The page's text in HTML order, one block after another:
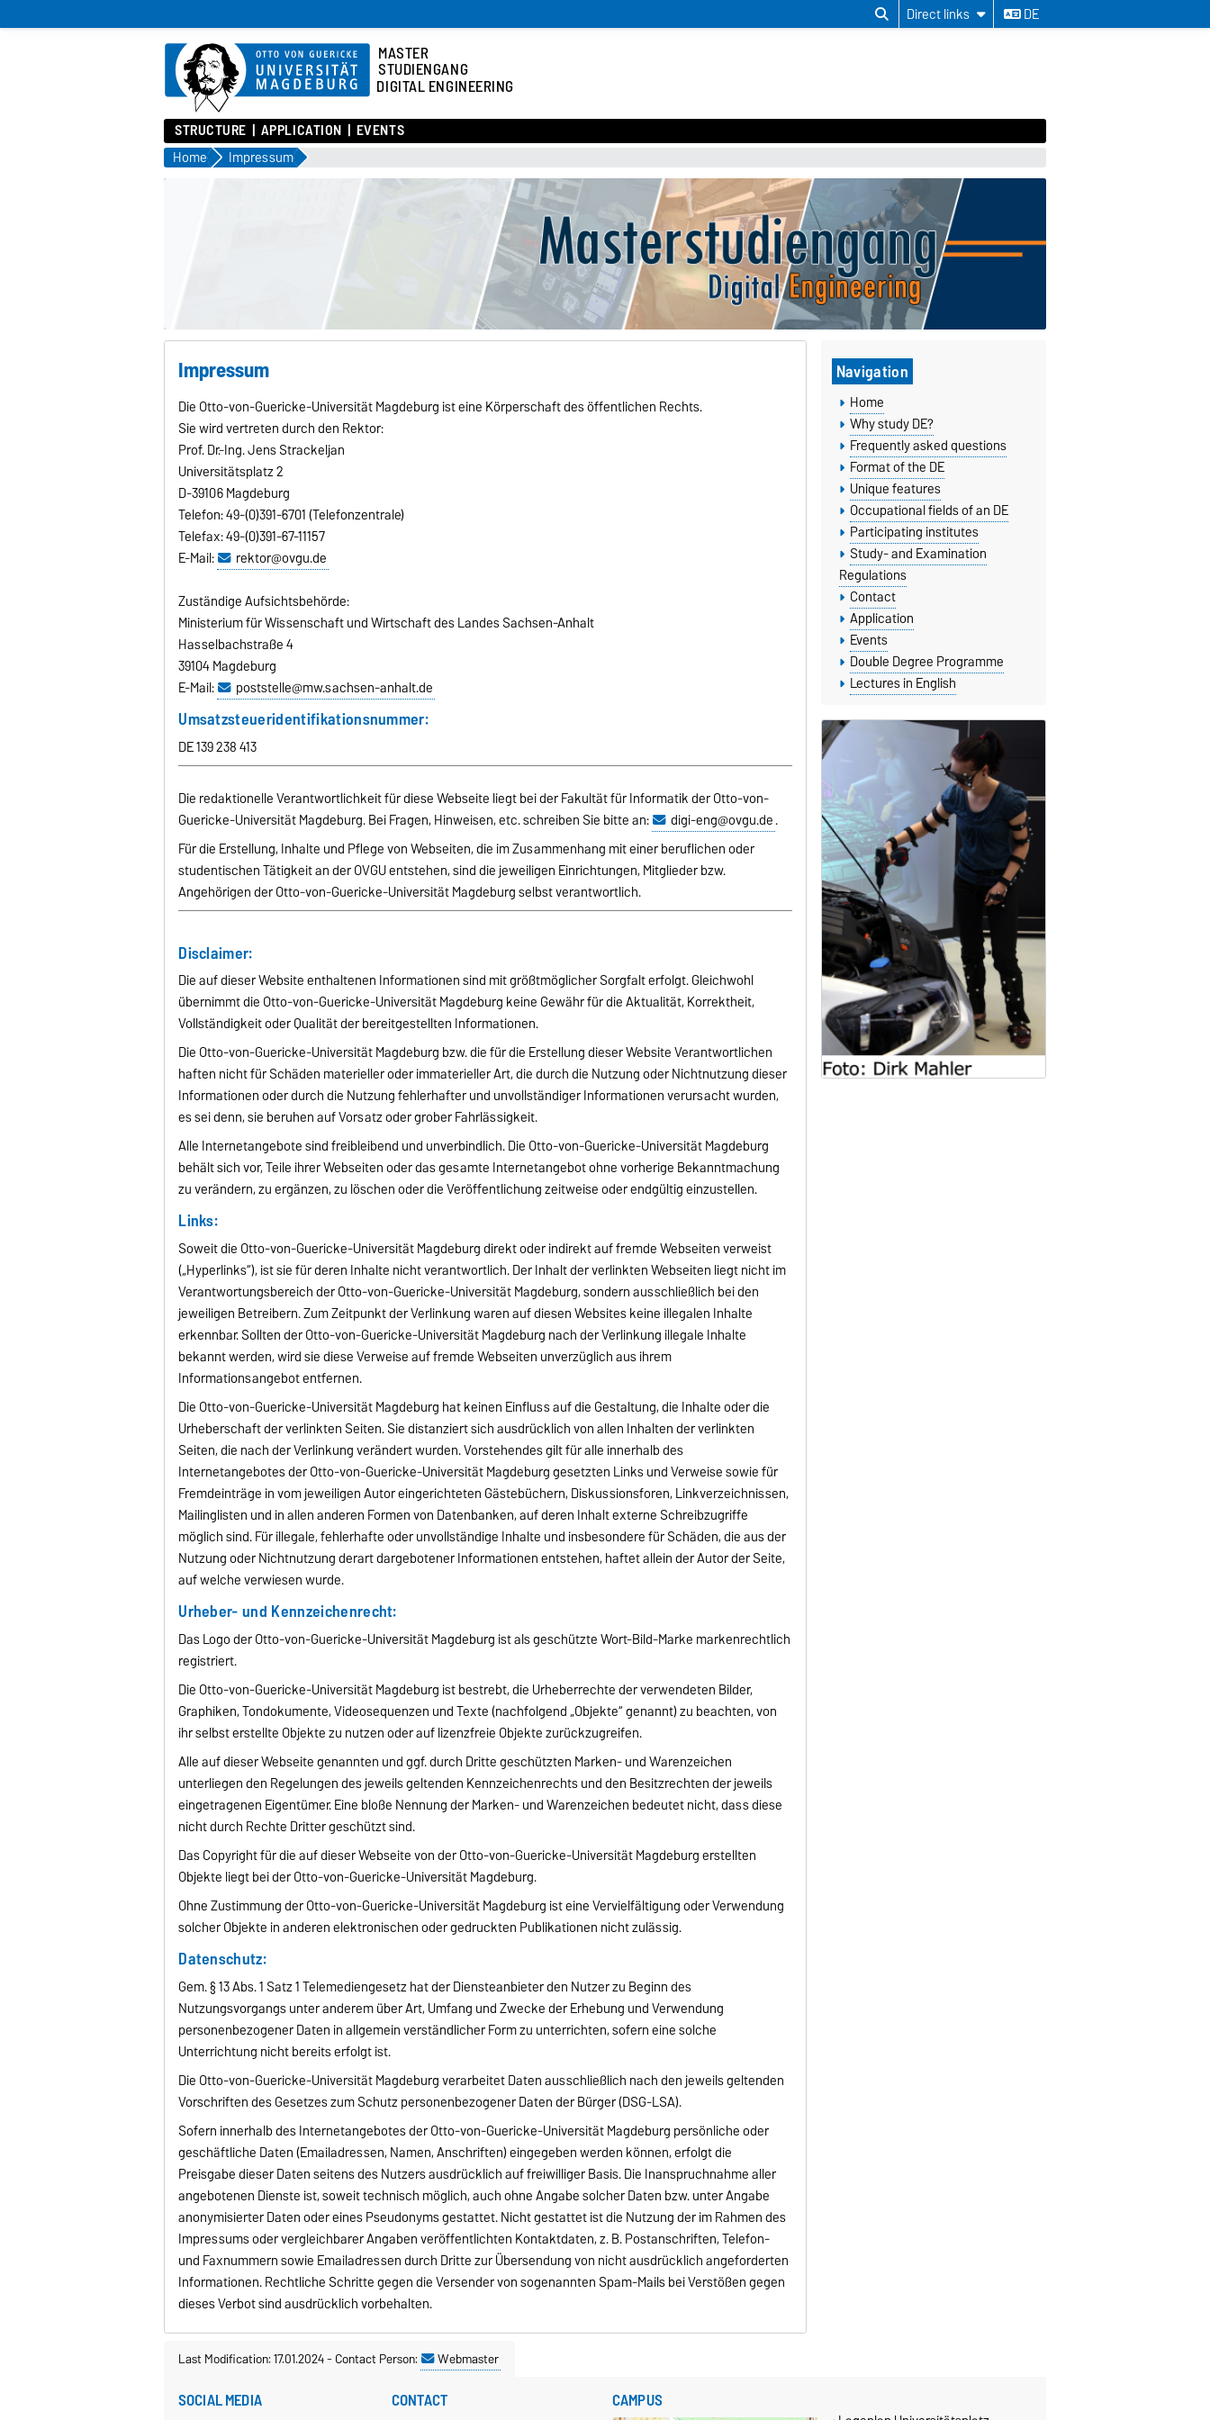
Direct links DE
MASTER
STUDIENGANG
DIGITAL ENGINEERING
STRUCTURE APPLICATION EVENTS
Home Impressum
Impressum
Die Otto-von-Guericke-Universität Magdeburg ist eine Körperschaft des öffentlichen Rechts.
Sie wird vertreten durch den Rektor:
Prof. Dr.-Ing. Jens Strackeljan
Universitätsplatz 2
D-39106 Magdeburg
Telefon: 49-(0)391-6701 (Telefonzentrale)
Telefax: 49-(0)391-67-11157
E-Mail:
rektor@ovgu.de
Zuständige Aufsichtsbehörde:
Ministerium für Wissenschaft und Wirtschaft des Landes Sachsen-Anhalt
Hasselbachstraße 4
39104 Magdeburg
E-Mail:
poststelle@mw.sachsen-anhalt.de
Umsatzsteueridentifikationsnummer:
DE 139 238 413
Die redaktionelle Verantwortlichkeit für diese Webseite liegt bei der Fakultät für Informatik der Otto-von-
Guericke-Universität Magdeburg. Bei Fragen, Hinweisen, etc. schreiben Sie bitte an:
digi-eng@ovgu.de.
Für die Erstellung, Inhalte und Pflege von Webseiten, die im Zusammenhang mit einer beruflichen oder
studentischen Tätigkeit an der OVGU entstehen, sind die jeweiligen Einrichtungen, Mitglieder bzw.
Angehörigen der Otto-von-Guericke-Universität Magdeburg selbst verantwortlich.
Disclaimer:
Die auf dieser Website enthaltenen Informationen sind mit größtmöglicher Sorgfalt erfolgt. Gleichwohl
übernimmt die Otto-von-Guericke-Universität Magdeburg keine Gewähr für die Aktualität, Korrektheit,
Vollständigkeit oder Qualität der bereitgestellten Informationen.
Die Otto-von-Guericke-Universität Magdeburg bzw. die für die Erstellung dieser Website Verantwortlichen
haften nicht für Schäden materieller oder immaterieller Art, die durch die Nutzung oder Nichtnutzung dieser
Informationen oder durch die Nutzung fehlerhafter und unvollständiger Informationen verursacht wurden,
es sei denn, sie beruhen auf Vorsatz oder grober Fahrlässigkeit.
Alle Internetangebote sind freibleibend und unverbindlich. Die Otto-von-Guericke-Universität Magdeburg
behält sich vor, Teile ihrer Webseiten oder das gesamte Internetangebot ohne vorherige Bekanntmachung
zu verändern, zu ergänzen, zu löschen oder die Veröffentlichung zeitweise oder endgültig einzustellen.
Links:
Soweit die Otto-von-Guericke-Universität Magdeburg direkt oder indirekt auf fremde Webseiten verweist
(„Hyperlinks“), ist sie für deren Inhalte nicht verantwortlich. Der Inhalt der verlinkten Webseiten liegt nicht im
Verantwortungsbereich der Otto-von-Guericke-Universität Magdeburg, sondern ausschließlich bei den
jeweiligen Betreibern. Zum Zeitpunkt der Verlinkung waren auf diesen Websites keine illegalen Inhalte
erkennbar. Sollten der Otto-von-Guericke-Universität Magdeburg nach der Verlinkung illegale Inhalte
bekannt werden, wird sie diese Verweise auf fremde Webseiten unverzüglich aus ihrem
Informationsangebot entfernen.
Die Otto-von-Guericke-Universität Magdeburg hat keinen Einfluss auf die Gestaltung, die Inhalte oder die
Urheberschaft der verlinkten Seiten. Sie distanziert sich ausdrücklich von allen Inhalten der verlinkten
Seiten, die nach der Verlinkung verändert wurden. Vorstehendes gilt für alle innerhalb des
Internetangebotes der Otto-von-Guericke-Universität Magdeburg gesetzten Links und Verweise sowie für
Fremdeinträge in vom jeweiligen Autor eingerichteten Gästebüchern, Diskussionsforen, Linkverzeichnissen,
Mailinglisten und in allen anderen Formen von Datenbanken, auf deren Inhalt externe Schreibzugriffe
möglich sind. Für illegale, fehlerhafte oder unvollständige Inhalte und insbesondere für Schäden, die aus der
Nutzung oder Nichtnutzung derart dargebotener Informationen entstehen, haftet allein der Autor der Seite,
auf welche verwiesen wurde.
Urheber- und Kennzeichenrecht:
Das Logo der Otto-von-Guericke-Universität Magdeburg ist als geschützte Wort-Bild-Marke markenrechtlich
registriert.
Die Otto-von-Guericke-Universität Magdeburg ist bestrebt, die Urheberrechte der verwendeten Bilder,
Graphiken, Tondokumente, Videosequenzen und Texte (nachfolgend „Objekte“ genannt) zu beachten, von
ihr selbst erstellte Objekte zu nutzen oder auf lizenzfreie Objekte zurückzugreifen.
Alle auf dieser Webseite genannten und ggf. durch Dritte geschützten Marken- und Warenzeichen
unterliegen den Regelungen des jeweils geltenden Kennzeichenrechts und den Besitzrechten der jeweils
eingetragenen Eigentümer. Eine bloße Nennung der Marken- und Warenzeichen bedeutet nicht, dass diese
nicht durch Rechte Dritter geschützt sind.
Das Copyright für die auf dieser Webseite von der Otto-von-Guericke-Universität Magdeburg erstellten
Objekte liegt bei der Otto-von-Guericke-Universität Magdeburg.
Ohne Zustimmung der Otto-von-Guericke-Universität Magdeburg ist eine Vervielfältigung oder Verwendung
solcher Objekte in anderen elektronischen oder gedruckten Publikationen nicht zulässig.
Datenschutz:
Gem. § 13 Abs. 1 Satz 1 Telemediengesetz hat der Diensteanbieter den Nutzer zu Beginn des
Nutzungsvorgangs unter anderem über Art, Umfang und Zwecke der Erhebung und Verwendung
personenbezogener Daten in allgemein verständlicher Form zu unterrichten, sofern eine solche
Unterrichtung nicht bereits erfolgt ist.
Die Otto-von-Guericke-Universität Magdeburg verarbeitet Daten ausschließlich nach den jeweils geltenden
Vorschriften des Gesetzes zum Schutz personenbezogener Daten der Bürger (DSG-LSA).
Sofern innerhalb des Internetangebotes der Otto-von-Guericke-Universität Magdeburg persönliche oder
geschäftliche Daten (Emailadressen, Namen, Anschriften) eingegeben werden können, erfolgt die
Preisgabe dieser Daten seitens des Nutzers ausdrücklich auf freiwilliger Basis. Die Inanspruchnahme aller
angebotenen Dienste ist, soweit technisch möglich, auch ohne Angabe solcher Daten bzw. unter Angabe
anonymisierter Daten oder eines Pseudonyms gestattet. Nicht gestattet ist die Nutzung der im Rahmen des
Impressums oder vergleichbarer Angaben veröffentlichten Kontaktdaten, z. B. Postanschriften, Telefon-
und Faxnummern sowie Emailadressen durch Dritte zur Übersendung von nicht ausdrücklich angeforderten
Informationen. Rechtliche Schritte gegen die Versender von sogenannten Spam-Mails bei Verstößen gegen
dieses Verbot sind ausdrücklich vorbehalten.
Navigation
Home
Why study DE?
Frequently asked questions
Format of the DE
Unique features
Occupational fields of an DE
Participating institutes
Study- and Examination
Regulations
Contact
Application
Events
Double Degree Programme
Lectures in English
Last Modification: 17.01.2024-Contact Person: Webmaster
SOCIAL MEDIA CONTACT CAMPUS